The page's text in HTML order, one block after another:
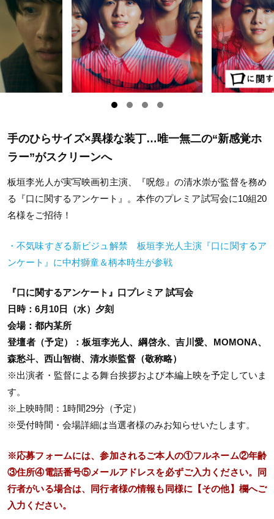
手のひらサイズ×異様な装丁…唯一無二の“新感覚ホ
ラー”がスクリーンへ
板垣李光人が実写映画初主演、『呪怨』の清水崇が監督を務め
る『口に関するアンケート』。本作のプレミア試写会に10組20
名様をご招待！
・不気味すぎる新ビジュ解禁 板垣李光人主演『口に関するア
ンケート』に中村獅童＆柄本時生が参戦
『口に関するアンケート』口プレミア 試写会
日時：6月10日（水）夕刻
会場：都内某所
登壇者（予定）：板垣李光人、綱啓永、吉川愛、MOMONA、
森愁斗、西山智樹、清水崇監督（敬称略）
※出演者・監督による舞台挨拶および本編上映を予定していま
す。
※ 上映時間： 1時間29分（予定）
※受付時間・会場詳細は当選者様のみお知らせいたします。
※応募フォームには、参加されるご本人の①フルネーム②年齢
③住所④電話番号⑤メールアドレスを必ずご入力ください。同
行者がいる場合は、同行者様の情報も同様に【その他】欄へご
入力ください。